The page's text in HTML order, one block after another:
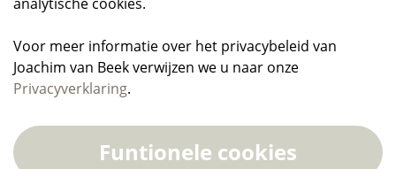
Voor meer informatie over het privacybeleid van
Joachim van Beek verwijzen we u naar onze
Privacyverklaring.
Funtionele cookies